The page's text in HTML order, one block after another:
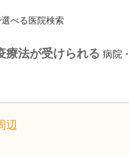
選べる医院検索
療法が受けられる 病院
辺